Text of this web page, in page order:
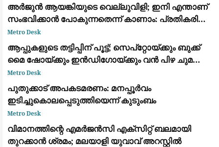
അര്‍ജുന്‍ ആയങ്കിയുടെ വെല്ലുവിളി; ഇനി എന്താണ്
സംഭവിക്കാന്‍ പോകുന്നതെന്ന് കാണാം: പ്രതികരിച്ച്
രമേശ് ചെന്നിത്തല
Metro Desk
ആപ്പുകളുടെ തട്ടിപ്പിന് പൂട്ട്; സെപ്റ്റോയ്ക്കും ബുക്ക്
മൈ ഷോയ്ക്കും ഇൻഡിഗോയ്ക്കും വൻ പിഴ ചുമത്തി
കേന്ദ്രം
Metro Desk
പുതുക്കാട് അപകടമരണം: മനപ്പൂർവം
ഇടിച്ചുകൊലപ്പെടുത്തിയെന്ന് കുടുംബം
Metro Desk
വിമാനത്തിന്റെ എമർജൻസി എക്സിറ്റ് ബലമായി
തുറക്കാൻ ശ്രമം; മലയാളി യുവാവ് അറസ്റ്റിൽ